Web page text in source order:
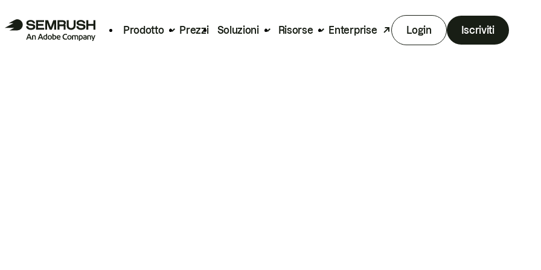
Prodotto Prezzi Soluzioni Risorse Enterprise Login Iscriviti